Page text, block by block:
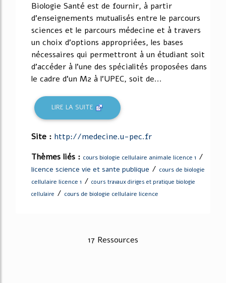
Biologie Santé est de fournir, à partir
d'enseignements mutualisés entre le parcours
sciences et le parcours médecine et à travers
un choix d'options appropriées, les bases
nécessaires qui permettront à un étudiant soit
d'accéder à l'une des spécialités proposées dans
le cadre d'un M2 à l'UPEC, soit de...
LIRE LA SUITE
Site : http://medecine.u-pec.fr
Thèmes liés : cours biologie cellulaire animale licence 1 /
licence science vie et sante publique / cours de biologie
cellulaire licence 1 / cours travaux diriges et pratique biologie
cellulaire / cours de biologie cellulaire licence
17 Ressources